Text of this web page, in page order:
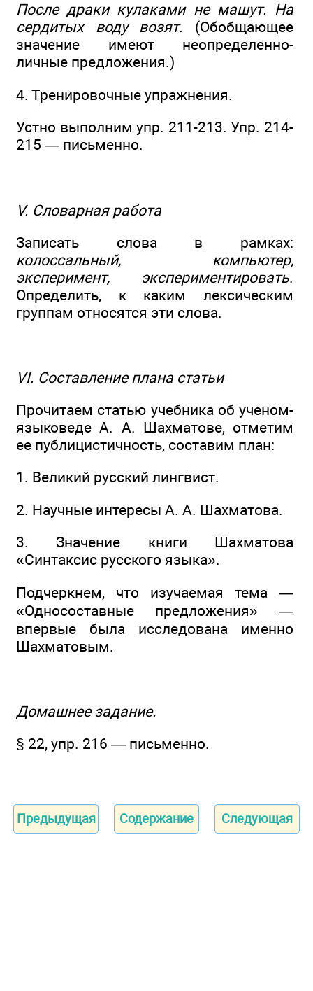
После драки кулаками не машут. На
сердитых воду возят. (Обобщающее
значение имеют неопределенно-
личные предложения.)
4. Тренировочные упражнения.
Устно выполним упр. 211-213. Упр. 214-
215 — письменно.
V. Словарная работа
Записать слова в рамках:
колоссальный, компьютер,
эксперимент, экспериментировать.
Определить, к каким лексическим
группам относятся эти слова.
VI. Составление плана статьи
Прочитаем статью учебника об ученом-
языковеде А. А. Шахматове, отметим
ее публицистичность, составим план:
1. Великий русский лингвист.
2. Научные интересы А. А. Шахматова.
3. Значение книги Шахматова
«Синтаксис русского языка».
Подчеркнем, что изучаемая тема —
«Односоставные предложения» —
впервые была исследована именно
Шахматовым.
Домашнее задание.
§ 22, упр. 216 — письменно.
Предыдущая Содержание Следующая